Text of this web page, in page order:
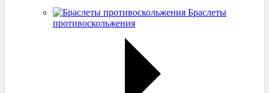
Браслеты
противоскольжения